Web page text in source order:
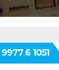
9977 6 1051